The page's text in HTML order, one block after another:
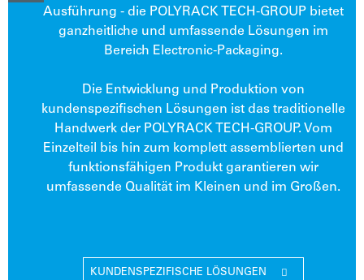
Ausführung - die POLYRACK TECH-GROUP bietet
ganzheitliche und umfassende Lösungen im
Bereich Electronic-Packaging.
Die Entwicklung und Produktion von
kundenspezifischen Lösungen ist das traditionelle
Handwerk der POLYRACK TECH-GROUP. Vom
Einzelteil bis hin zum komplett assemblierten und
funktionsfähigen Produkt garantieren wir
umfassende Qualität im Kleinen und im Großen.
KUNDENSPEZIFISCHE LÖSUNGEN 